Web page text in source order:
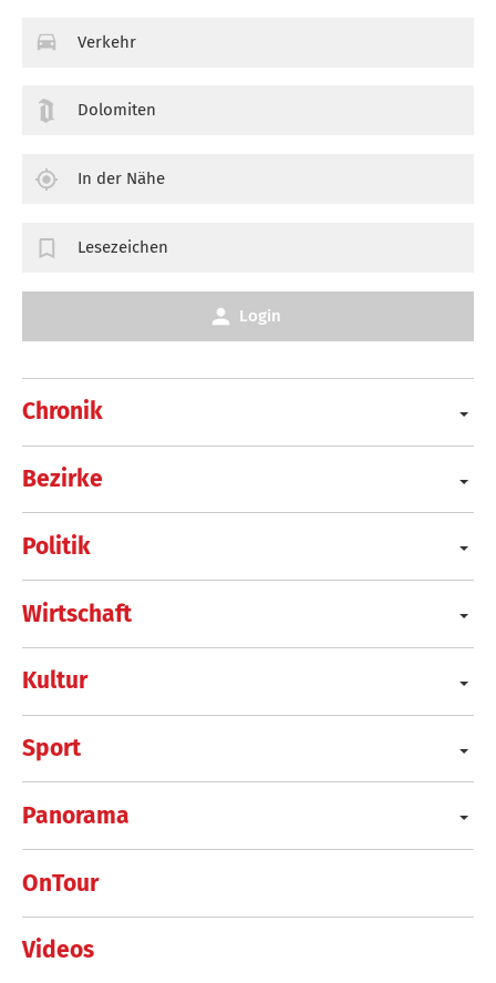
Chronik
Bezirke
Politik
Wirtschaft
Kultur
Sport
Panorama
OnTour
Videos
Verkehr
Dolomiten
In der Nähe
Lesezeichen
Login